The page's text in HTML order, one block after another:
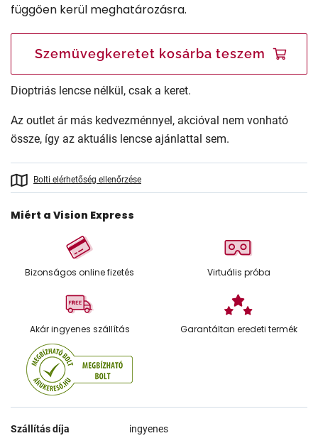
függően kerül meghatározásra.
Szemüvegkeretet kosárba teszem
Dioptriás lencse nélkül, csak a keret.
Az outlet ár más kedvezménnyel, akcióval nem vonható
össze, így az aktuális lencse ajánlattal sem.
Bolti elérhetőség ellenőrzése
Miért a Vision Express
Bizonságos online fizetés Virtuális próba
Akár ingyenes szállítás Garantáltan eredeti termék
Szállítás díja ingyenes